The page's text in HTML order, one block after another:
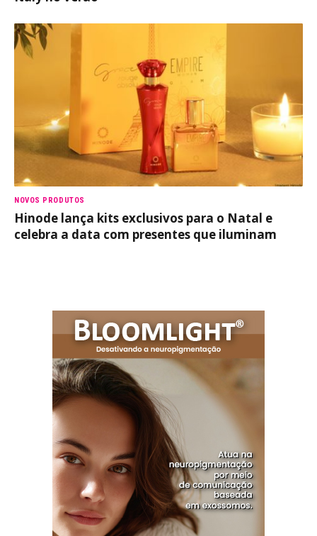
NOVOS PRODUTOS
Hinode lança kits exclusivos para o Natal e
celebra a data com presentes que iluminam